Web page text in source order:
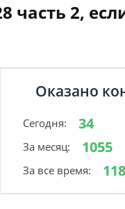
часть 2,
Оказано
Сегодня: 34
За месяц: 1055
За все время: